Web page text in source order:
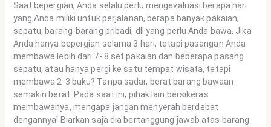
Saat bepergian, Anda selalu perlu mengevaluasi berapa hari
yang Anda miliki untuk perjalanan, berapa banyak pakaian,
sepatu, barang-barang pribadi, dll yang perlu Anda bawa. Jika
Anda hanya bepergian selama 3 hari, tetapi pasangan Anda
membawa lebih dari 7- 8 set pakaian dan beberapa pasang
sepatu, atau hanya pergi ke satu tempat wisata, tetapi
membawa 2-3 buku? Tanpa sadar, berat barang bawaan
semakin berat. Pada saat ini, pihak lain bersikeras
membawanya, mengapa jangan menyerah berdebat
dengannya! Biarkan saja dia bertanggung jawab atas barang